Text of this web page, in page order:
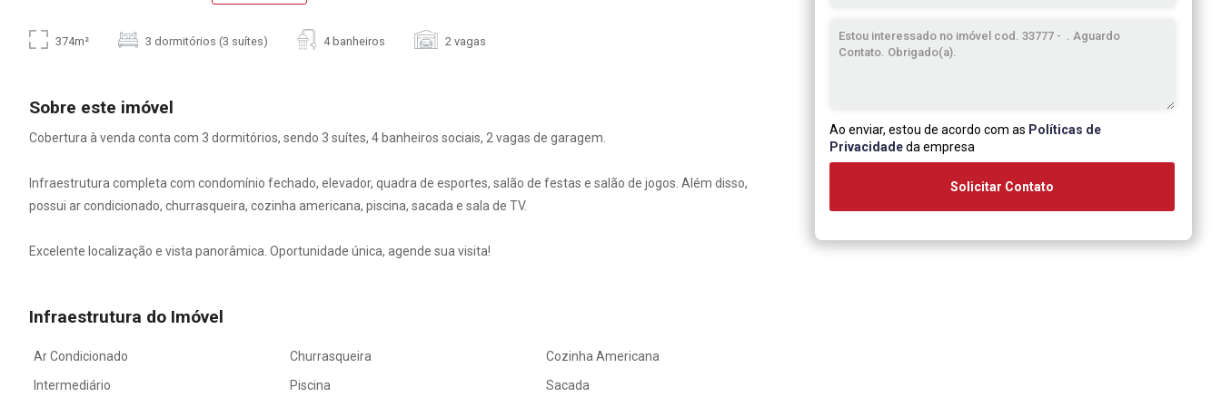
374m² 3 dormitórios (3 suítes) 4 banheiros 2 vagas
Sobre este imóvel
Cobertura à venda conta com 3 dormitórios, sendo 3 suítes, 4 banheiros sociais, 2 vagas de garagem.
Infraestrutura completa com condomínio fechado, elevador, quadra de esportes, salão de festas e salão de jogos. Além disso,
possui ar condicionado, churrasqueira, cozinha americana, piscina, sacada e sala de TV.
Excelente localização e vista panorâmica. Oportunidade única, agende sua visita!
Infraestrutura do Imóvel
Ar Condicionado Churrasqueira
Cozinha Americana
Intermediário
Piscina Sacada
Ao enviar, estou de acordo com as Políticas de
Privacidadeda empresa
Solicitar Contato